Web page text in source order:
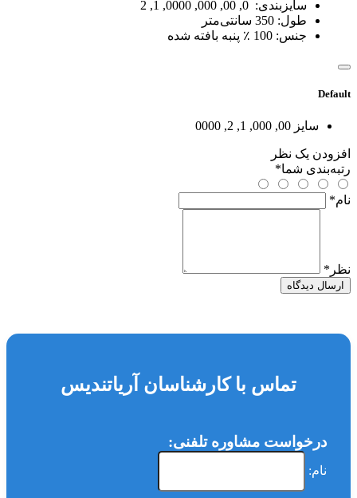
سایزبندی: 0, 00, 000, 0000, 1, 2
طول: 350 سانتی‌متر
جنس: 100 ٪ پنبه بافته شده
Default
سایز 00, 000, 1, 2, 0000
افزودن یک نظر
رتبه‌بندی شما*
نام*
نظر *
ارسال دیدگاه
تماس با کارشناسان آریاتندیس
درخواست مشاوره تلفنی:
نام: